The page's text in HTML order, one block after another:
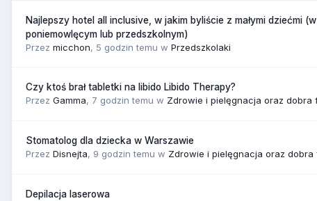
Najlepszy hotel all inclusive, w jakim byliście z małymi dziećmi
poniemowlęcym lub przedszkolnym)
Przez micchon, 5 godzin temu w Przedszkolaki
Czy ktoś brał tabletki na libido Libido Therapy?
Przez Gamma, 7 godzin temu w Zdrowie i pielęgnacja oraz dobra
Stomatolog dla dziecka w Warszawie
Przez Disnejta, 9 godzin temu w Zdrowie i pielęgnacja oraz dobra
Depilacja laserowa